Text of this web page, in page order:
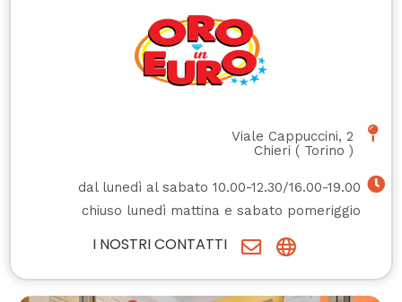
Viale Cappuccini, 2
Chieri ( Torino )
dal lunedì al sabato 10.00-12.30/16.00-19.00
chiuso lunedì mattina e sabato pomeriggio
I NOSTRI CONTATTI